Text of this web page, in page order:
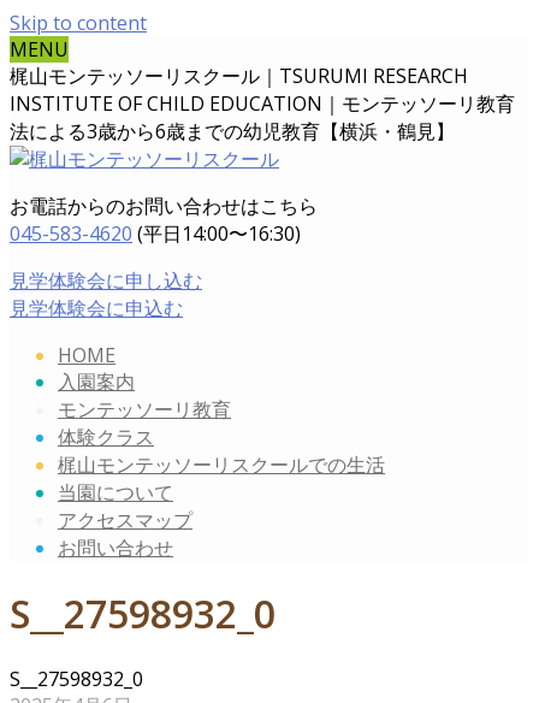
Skip to content
MENU
梶山モンテッソーリスクール｜TSURUMI RESEARCH
INSTITUTE OF CHILD EDUCATION｜ モンテッソーリ教育
法による3歳から6歳までの幼児教育【横浜・鶴見】
お電話からのお問い合わせはこちら
045-583-4620 (平日14:00〜16:30)
見学体験会に申し込む
見学体験会に申込む
HOME
入園案内
モンテッソーリ教育
体験クラス
梶山モンテッソーリスクールでの生活
当園について
アクセスマップ
お問い合わせ
S__27598932_0
S__27598932_0